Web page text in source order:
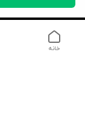
خانه